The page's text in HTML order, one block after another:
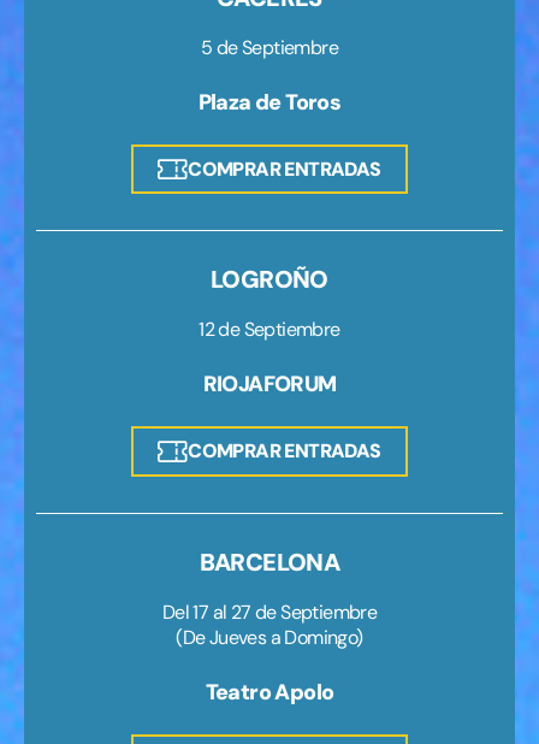
5 de Septiembre
Plaza de Toros
COMPRAR ENTRADAS
LOGROÑO
12 de Septiembre
RIOJAFORUM
COMPRAR ENTRADAS
BARCELONA
Del 17 al 27 de Septiembre
(De Jueves a Domingo)
Teatro Apolo